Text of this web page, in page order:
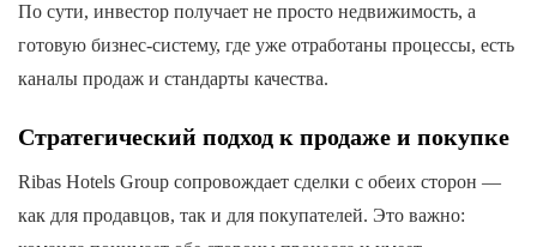
По сути, инвестор получает не просто недвижимость, а
готовую бизнес-систему, где уже отработаны процессы, есть
каналы продаж и стандарты качества.
Стратегический подход к продаже и покупке
Ribas Hotels Group сопровождает сделки с обеих сторон —
как для продавцов, так и для покупателей. Это важно: